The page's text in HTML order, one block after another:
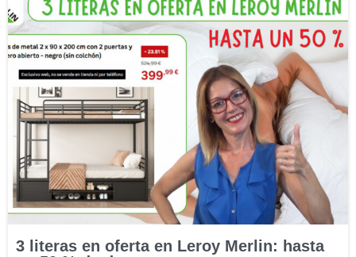
3 literas en oferta en Leroy Merlin: hasta